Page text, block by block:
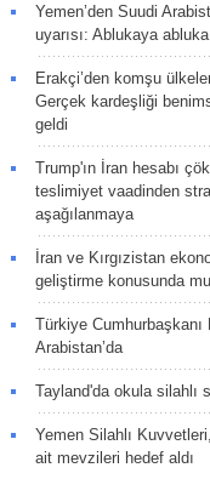
Yemen’den Suudi
uyarısı: Ablukaya abluka
Erakçi’den komşu
Gerçek kardeşliği
geldi
Trump'ın İran hesabı
teslimiyet vaadinden
aşağılanmaya
İran ve Kırgızistan
geliştirme konusunda
Türkiye Cumhurbaşkanı
Arabistan’da
Tayland'da okula silahlı
Yemen Silahlı
ait mevzileri hedef aldı